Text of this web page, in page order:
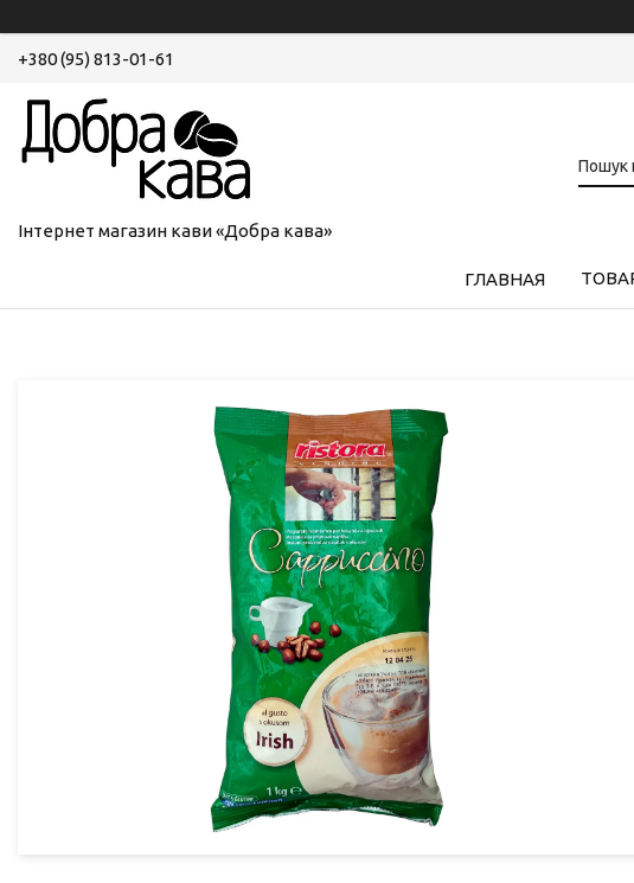
+380 (95) 813-01-61
Інтернет магазин кави «Добра кава»
ГЛАВНАЯ